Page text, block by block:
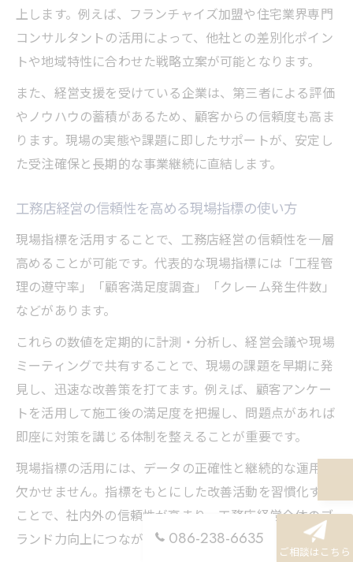
上します。例えば、フランチャイズ加盟や住宅業界専門
コンサルタントの活用によって、他社との差別化ポイン
トや地域特性に合わせた戦略立案が可能となります。
また、経営支援を受けている企業は、第三者による評価
やノウハウの蓄積があるため、顧客からの信頼度も高ま
ります。現場の実態や課題に即したサポートが、安定し
た受注確保と長期的な事業継続に直結します。
工務店経営の信頼性を高める現場指標の使い方
現場指標を活用することで、工務店経営の信頼性を一層
高めることが可能です。代表的な現場指標には「工程管
理の遵守率」「顧客満足度調査」「クレーム発生件数」
などがあります。
これらの数値を定期的に計測・分析し、経営会議や現場
ミーティングで共有することで、現場の課題を早期に発
見し、迅速な改善策を打てます。例えば、顧客アンケー
トを活用して施工後の満足度を把握し、問題点があれば
即座に対策を講じる体制を整えることが重要です。
現場指標の活用には、データの正確性と継続的な運用が
欠かせません。指標をもとにした改善活動を習慣化する
ことで、社内外の信頼性が高まり、工務店経営全体のブ
ランド力向上につながります。086-238-6635
ご相談はこちら